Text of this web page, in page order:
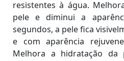
resistentes à água.
pele e diminui a
segundos, a pele fica
e com aparência
Melhora a hidratação